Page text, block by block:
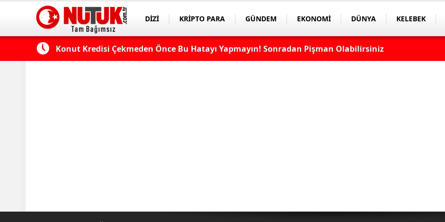
DİZİ KRİPTO PARA GÜNDEM EKONOMİ DÜNYA KELEBEK
Edilmeli? Konut Kredisi Çekmeden Önce Bu Hatayı Yapmayın! Sonradan Pişman Olabilirsiniz